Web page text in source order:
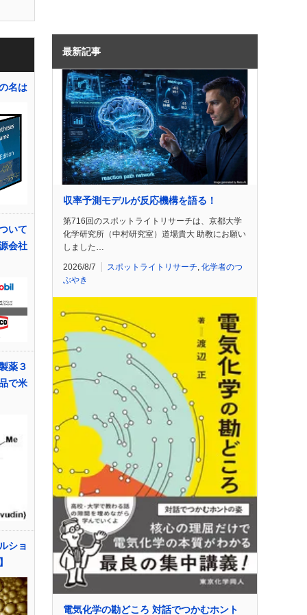
名は
いて
会社
薬３
で米
ショ
最新記事
収率予測モデルが反応機構を語る！
第716回のスポットライトリサーチは、京都大学
化学研究所（中村研究室）道場貴大 助教にお願い
しました…
2026/8/7 スポットライトリサーチ 化学者のつ
ぶやき
電気化学の勘どころ 対話でつかむホント